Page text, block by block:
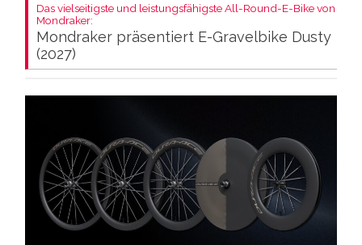
Das vielseitigste und leistungsfähigste All-Round-E-Bike von
Mondraker:
Mondraker präsentiert E-Gravelbike Dusty
(2027)